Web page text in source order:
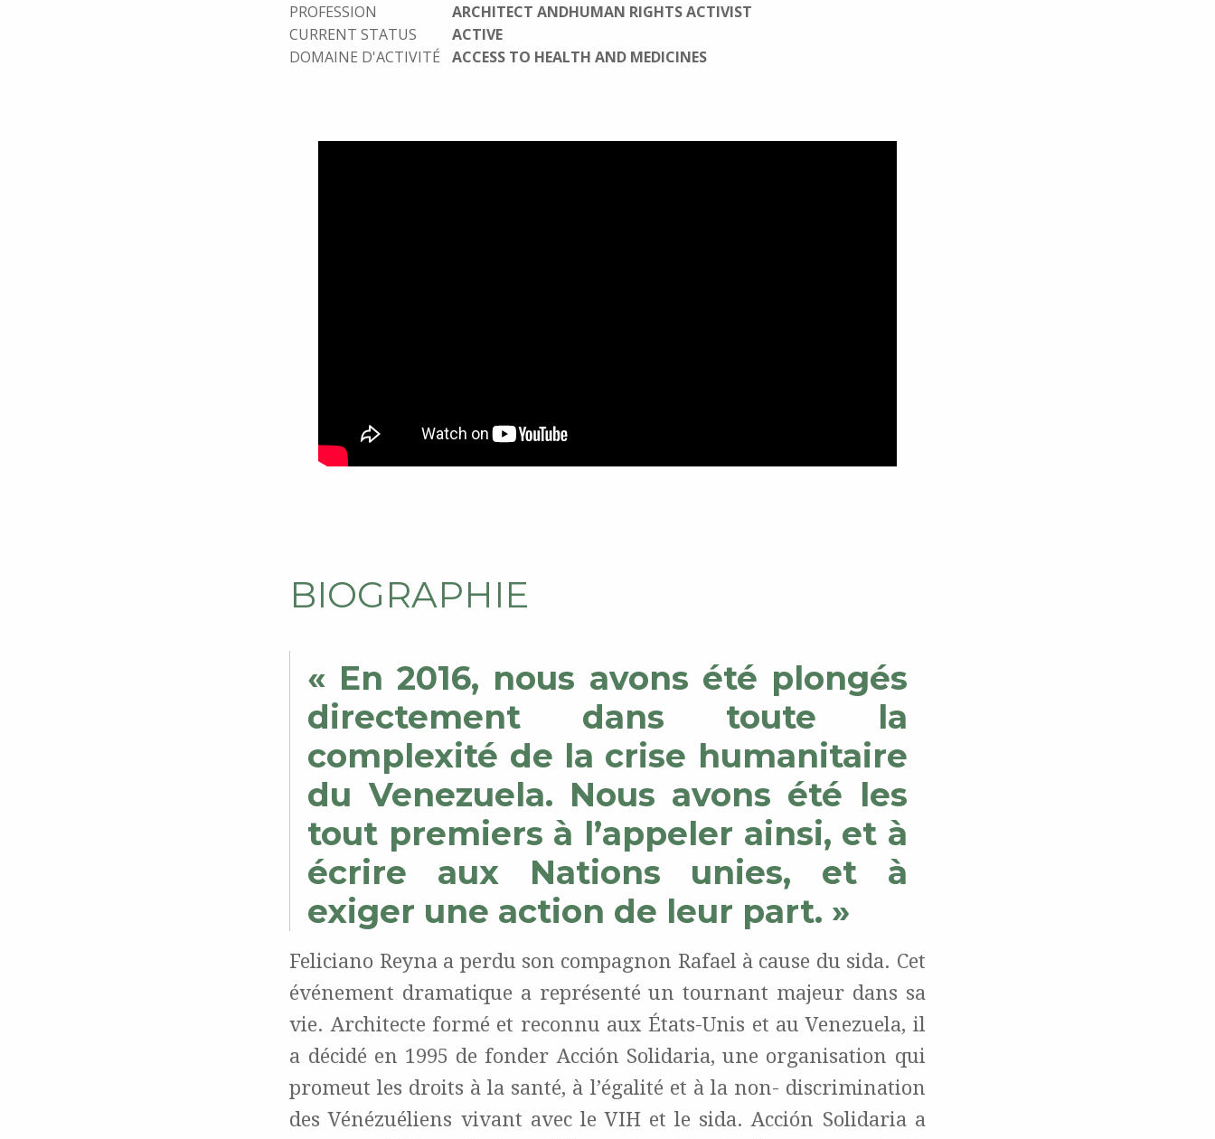
PROFESSION
ARCHITECT ANDHUMAN RIGHTS ACTIVIST
CURRENT STATUS
ACTIVE
DOMAINE D'ACTIVITÉ
ACCESS TO HEALTH AND MEDICINES
BIOGRAPHIE
« En 2016, nous avons été plongés
directement dans toute la
complexité de la crise humanitaire
du Venezuela. Nous avons été les
tout premiers à l’appeler ainsi, et à
écrire aux Nations unies, et à
exiger une action de leur part. »
Feliciano Reyna a perdu son compagnon Rafael à cause du sida. Cet
événement dramatique a représenté un tournant majeur dans sa
vie. Architecte formé et reconnu aux États-Unis et au Venezuela, il
a décidé en 1995 de fonder Acción Solidaria, une organisation qui
promeut les droits à la santé, à l’égalité et à la non- discrimination
des Vénézuéliens vivant avec le VIH et le sida. Acción Solidaria a